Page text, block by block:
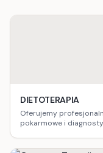
DIETOTERAPIA
Oferujemy
pokarmowe i